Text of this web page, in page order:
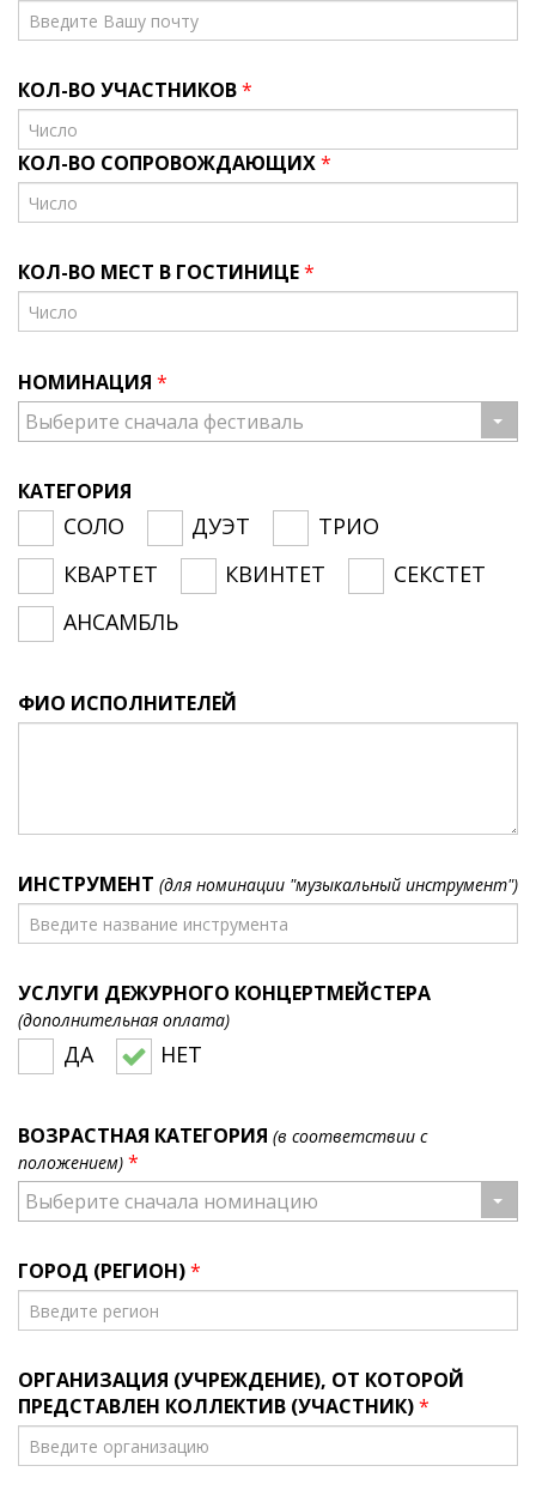
КОЛ-ВО УЧАСТНИКОВ*
КОЛ-ВО СОПРОВОЖДАЮЩИХ*
КОЛ-ВО МЕСТ В ГОСТИНИЦЕ*
НОМИНАЦИЯ *
Выберите сначала фестиваль
КАТЕГОРИЯ
СОЛО ДУЭТ
ТРИО
КВАРТЕТ
КВИНТЕТ
СЕКСТЕТ
АНСАМБЛЬ
ФИО ИСПОЛНИТЕЛЕЙ
ИНСТРУМЕНТ (для номинации "музыкальный инструмент")
УСЛУГИ ДЕЖУРНОГО КОНЦЕРТМЕЙСТЕРА
(дополнительная оплата)
ДА НЕТ
ВОЗРАСТНАЯ КАТЕГОРИЯ (в соответствии с
положением) *
Выберите сначала номинацию
ГОРОД (РЕГИОН)*
ОРГАНИЗАЦИЯ (УЧРЕЖДЕНИЕ), ОТ КОТОРОЙ
ПРЕДСТАВЛЕН КОЛЛЕКТИВ (УЧАСТНИК)*